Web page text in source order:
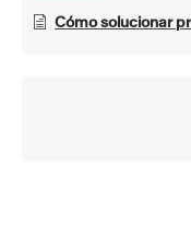
Cómo solucionar